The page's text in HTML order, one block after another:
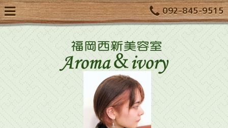
092-845-9515